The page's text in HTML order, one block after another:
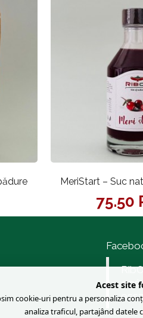
MeriStart – Suc
75.50
Acest site
cookie-uri pentru a personaliza
analiza traficul, partajând datele